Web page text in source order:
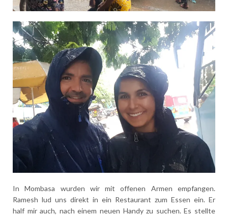
In Mombasa wurden wir mit offenen Armen empfangen.
Ramesh lud uns direkt in ein Restaurant zum Essen ein. Er
half mir auch, nach einem neuen Handy zu suchen. Es stellte